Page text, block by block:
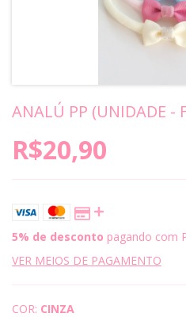
ANALÚ PP (UNIDADE -
R$20,90
5% de desconto pagando com
VER MEIOS DE PAGAMENTO
COR: CINZA